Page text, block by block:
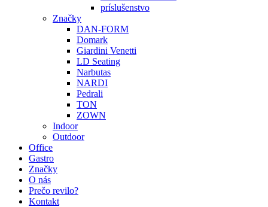
príslušenstvo
Značky
DAN-FORM
Domark
Giardini Venetti
LD Seating
Narbutas
NARDI
Pedrali
TON
ZOWN
Indoor
Outdoor
Office
Gastro
Značky
O nás
Prečo revilo?
Kontakt